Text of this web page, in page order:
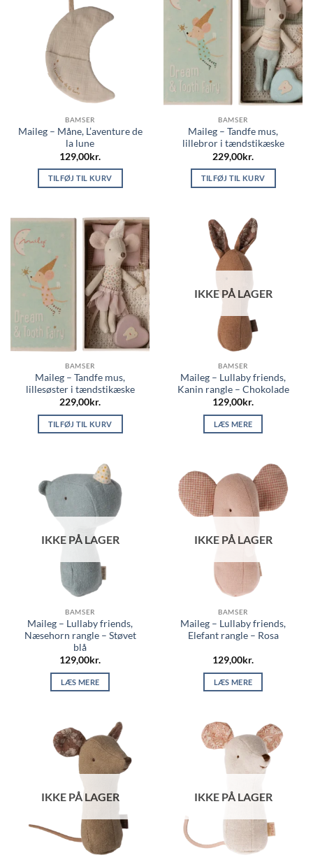
BAMSER
Maileg – Måne, L’aventure de
la lune
129,00kr.
TILFØJ TIL KURV
BAMSER
Maileg – Tandfe mus,
lillebror i tændstikæske
229,00kr.
TILFØJ TIL KURV
BAMSER
Maileg – Tandfe mus,
lillesøster i tændstikæske
229,00kr.
TILFØJ TIL KURV
IKKE PÅ LAGER
BAMSER
Maileg – Lullaby friends,
Kanin rangle – Chokolade
129,00kr.
LÆS MERE
IKKE PÅ LAGER
BAMSER
Maileg – Lullaby friends,
Næsehorn rangle – Støvet
blå
129,00kr.
LÆS MERE
IKKE PÅ LAGER
BAMSER
Maileg – Lullaby friends,
Elefant rangle – Rosa
129,00kr.
LÆS MERE
IKKE PÅ LAGER IKKE PÅ LAGER